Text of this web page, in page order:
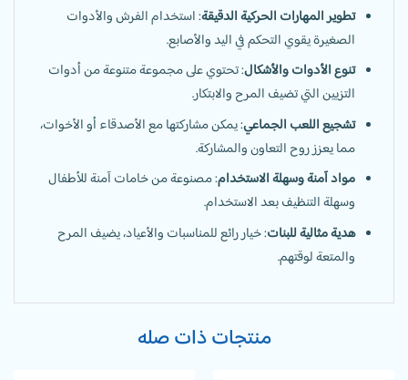
تطوير المهارات الحركية الدقيقة: استخدام الفرش والأدوات
الصغيرة يقوي التحكم في اليد والأصابع.
تنوع الأدوات والأشكال: تحتوي على مجموعة متنوعة من أدوات
التزيين التي تضيف المرح والابتكار.
تشجيع اللعب الجماعي: يمكن مشاركتها مع الأصدقاء أو الأخوات،
مما يعزز روح التعاون والمشاركة.
مواد آمنة وسهلة الاستخدام: مصنوعة من خامات آمنة للأطفال
وسهلة التنظيف بعد الاستخدام.
هدية مثالية للبنات: خيار رائع للمناسبات والأعياد، يضيف المرح
والمتعة لوقتهم.
منتجات ذات صله